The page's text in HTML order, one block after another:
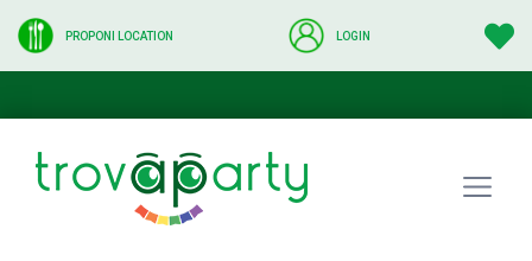
PROPONI LOCATION LOGIN